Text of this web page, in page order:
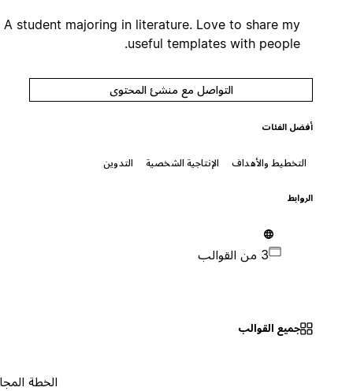
A student majoring in literature. Love to share my
useful templates with people.
التواصل مع منشئ المحتوى
أفضل الفئات
التخطيط والأهداف الإنتاجية الشخصية التدوين
جميع القوالب
الخطة المجانية ٠